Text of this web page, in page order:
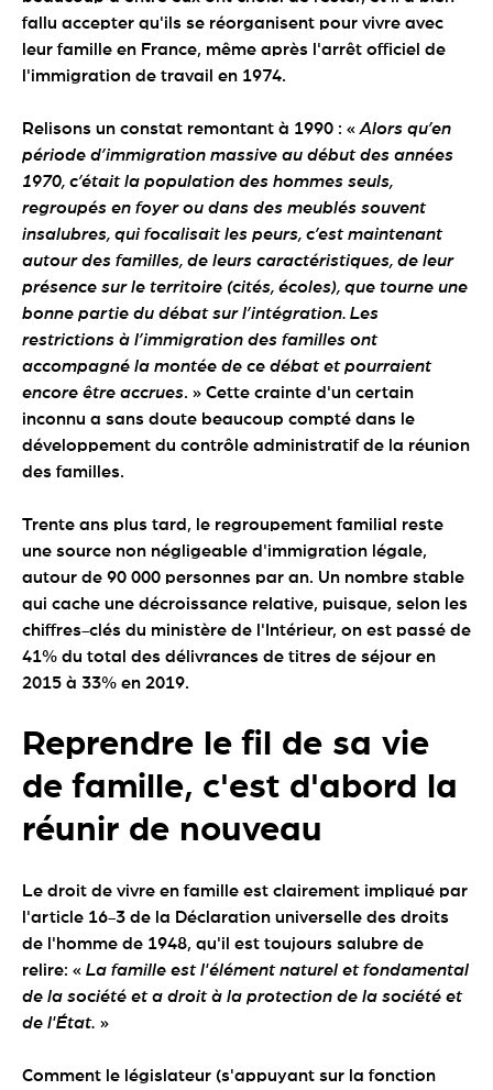
fallu accepter qu'ils se réorganisent pour vivre avec
leur famille en France, même après l'arrêt officiel de
l'immigration de travail en 1974.
Relisons un constat remontant à 1990 : « Alors qu’en
période d’immigration massive au début des années
1970, c’était la population des hommes seuls,
regroupés en foyer ou dans des meublés souvent
insalubres, qui focalisait les peurs, c’est maintenant
autour des familles, de leurs caractéristiques, de leur
présence sur le territoire (cités, écoles), que tourne une
bonne partie du débat sur l’intégration. Les
restrictions à l’immigration des familles ont
accompagné la montée de ce débat et pourraient
encore être accrues. » Cette crainte d'un certain
inconnu a sans doute beaucoup compté dans le
développement du contrôle administratif de la réunion
des familles.
Trente ans plus tard, le regroupement familial reste
une source non négligeable d'immigration légale,
autour de 90 000 personnes par an. Un nombre stable
qui cache une décroissance relative, puisque, selon les
chiffres-clés du ministère de l'Intérieur, on est passé de
41% du total des délivrances de titres de séjour en
2015 à 33% en 2019.
Reprendre le fil de sa vie
de famille, c'est d'abord la
réunir de nouveau
Le droit de vivre en famille est clairement impliqué par
l'article 16-3 de la Déclaration universelle des droits
de l'homme de 1948, qu'il est toujours salubre de
relire: « La famille est l'élément naturel et fondamental
de la société et a droit à la protection de la société et
de l'État. »
Comment le législateur (s'appuyant sur la fonction